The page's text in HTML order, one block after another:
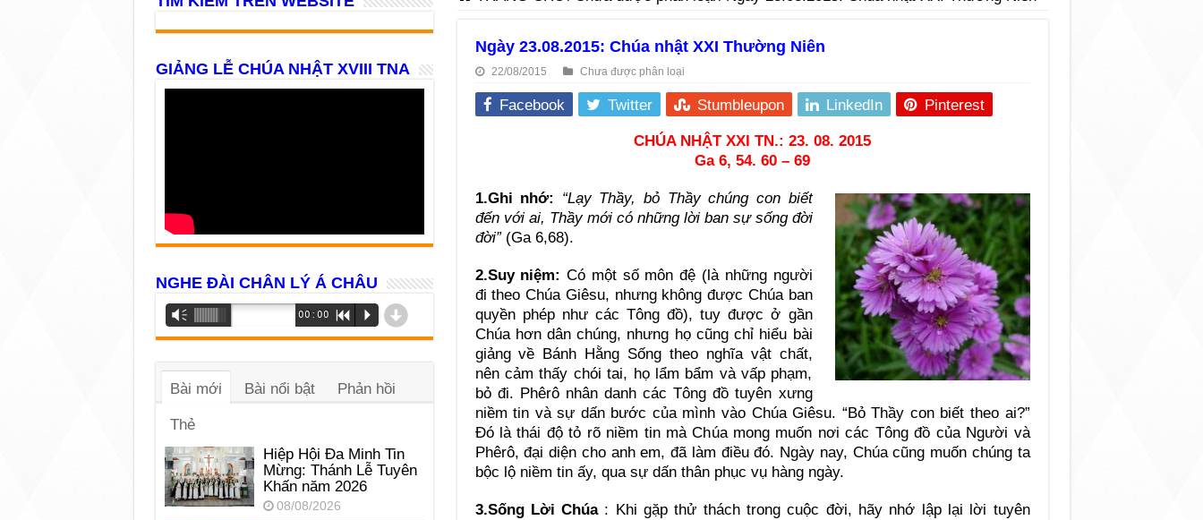
Ngày 23.08.2015: Chúa nhật XXI Thường Niên
22/08/2015 Chưa được phân loại
Facebook Twitter Stumbleupon LinkedIn Pinterest
CHÚA NHẬT XXI TN.: 23. 08. 2015
Ga 6, 54. 60 – 69
1.Ghi nhớ: “Lạy Thầy, bỏ Thầy chúng con biết
đến với ai, Thầy mới có những lời ban sự sống đời
đời”(Ga 6,68).
2.Suy niệm: Có một số môn đệ (là những người
đi theo Chúa Giêsu, nhưng không được Chúa ban
quyền phép như các Tông đồ), tuy được ở gần
Chúa hơn dân chúng, nhưng họ cũng chỉ hiểu bài
giảng về Bánh Hằng Sống theo nghĩa vật chất,
nên cảm thấy chói tai, họ lẩm bẩm và vấp phạm,
bỏ đi. Phêrô nhân danh các Tông đồ tuyên xưng
niềm tin và sự dấn bước của mình vào Chúa Giêsu. “Bỏ Thầy con biết theo ai?”
Đó là thái độ tỏ rõ niềm tin mà Chúa mong muốn nơi các Tông đồ của Người và
Phêrô, đại diện cho anh em, đã làm điều đó. Ngày nay, Chúa cũng muốn chúng ta
bộc lộ niềm tin ấy, qua sự dấn thân phục vụ hàng ngày.
3.Sống Lời Chúa: Khi gặp thử thách trong cuộc đời, hãy nhớ lập lại lời tuyên
GIẢNG LỄ CHÚA NHẬT XVIII TNA
NGHE ĐÀI CHÂN LÝ Á CHÂU
Trình
phát
âm
Vm 00:00 R P d
Bài mới Bài nổi bật Phản hồi
Thẻ
Hiệp Hội Đa Minh Tin
Mừng: Thánh Lễ Tuyên
Khấn năm 2026
08/08/2026